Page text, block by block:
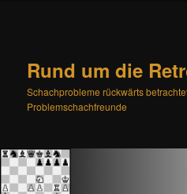
Rund um die
Schachprobleme rückwärts
Problemschachfreunde